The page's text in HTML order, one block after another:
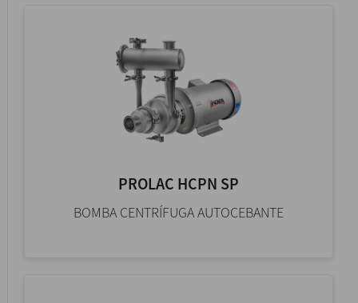
PROLAC HCPN SP
BOMBA CENTRÍFUGA AUTOCEBANTE